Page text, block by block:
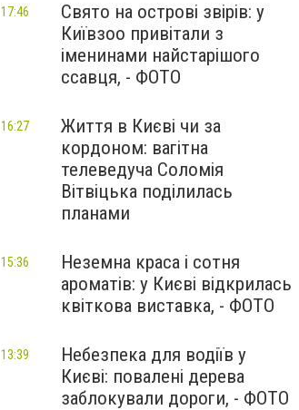
Свято на острові звірів: у
Київзоо привітали з
іменинами найстарішого
ссавця, - ФОТО
17:46
Життя в Києві чи за
кордоном: вагітна
телеведуча Соломія
Вітвіцька поділилась
планами
16:27
Неземна краса і сотня
ароматів: у Києві відкрилась
квіткова виставка, - ФОТО
15:36
Небезпека для водіїв у
Києві: повалені дерева
заблокували дороги, - ФОТО
13:39